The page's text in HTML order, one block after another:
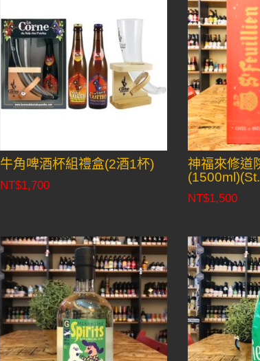
牛角啤酒杯組禮盒(2酒1杯)
NT$1,700
神福來修道
NT$1,500